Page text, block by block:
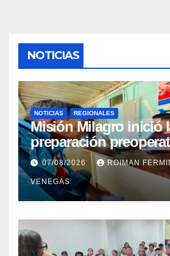
NOTICIAS
NOTICIAS REGIONALES
Misión Milagro inició
preparación
cataratas en Cojedes
07/08/2026 ROIMAN
VENEGAS